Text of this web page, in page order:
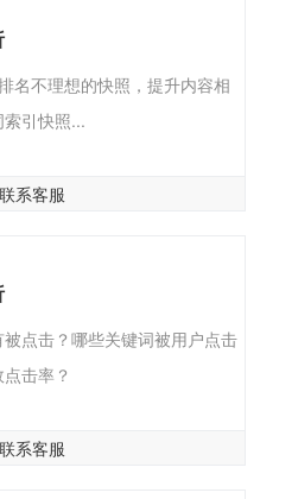
名不理想的快照，提升内容相
引快照...
联系客服
点击？哪些关键词被用户点击
击率？
联系客服